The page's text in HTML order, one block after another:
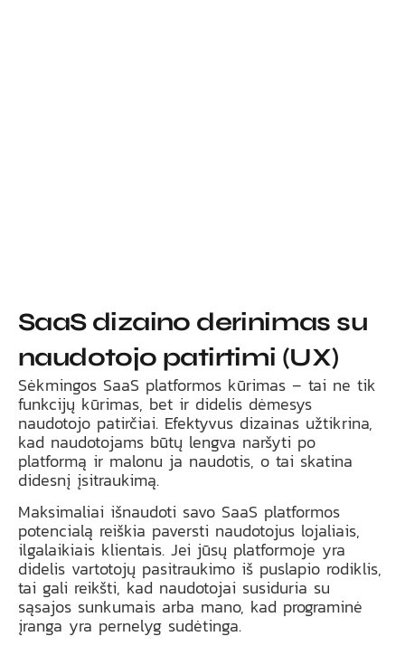
SaaS dizaino derinimas su
naudotojo patirtimi (UX)
Sėkmingos SaaS platformos kūrimas – tai ne tik
funkcijų kūrimas, bet ir didelis dėmesys
naudotojo patirčiai. Efektyvus dizainas užtikrina,
kad naudotojams būtų lengva naršyti po
platformą ir malonu ja naudotis, o tai skatina
didesnį įsitraukimą.
Maksimaliai išnaudoti savo SaaS platformos
potencialą reiškia paversti naudotojus lojaliais,
ilgalaikiais klientais. Jei jūsų platformoje yra
didelis vartotojų pasitraukimo iš puslapio rodiklis,
tai gali reikšti, kad naudotojai susiduria su
sąsajos sunkumais arba mano, kad programinė
įranga yra pernelyg sudėtinga.